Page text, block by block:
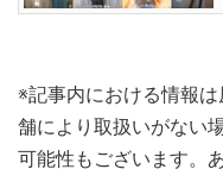
※記事内における情報
舗により取扱いがない
可能性もございます。